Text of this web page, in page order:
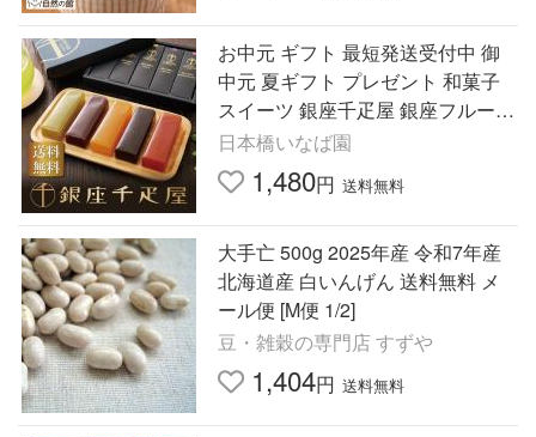
お中元 ギフト 最短発送受付中 御
中元 夏ギフト プレゼント 和菓子
スイーツ 銀座千疋屋 銀座フルーツ
羊羹 PGS-296 一口羊羹 メール便
送料無料 内祝い
日本橋いなば園
1,480円 送料無料
大手亡 500g 2025年産 令和7年産
北海道産 白いんげん 送料無料 メ
ール便 [M便 1/2]
豆・雑穀の専門店 すずや
1,404円 送料無料